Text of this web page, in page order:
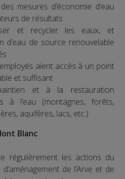
mesures d’économie d’eau
de résultats
et recycler les eaux, et
d’eau de source renouvelable
aient accès à un point
et suffisant
et à la restauration
à l’eau (montagnes, forêts,
aquifères, lacs, etc.)
Blanc
régulièrement les actions du
de l’Arve et de